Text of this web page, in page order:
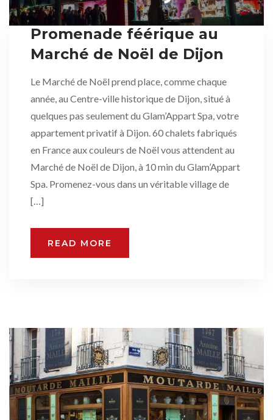
Promenade féérique au
Marché de Noël de Dijon
Le Marché de Noël prend place, comme chaque
année, au Centre-ville historique de Dijon, situé à
quelques pas seulement du Glam’Appart Spa, votre
appartement privatif à Dijon. 60 chalets fabriqués
en France aux couleurs de Noël vous attendent au
Marché de Noël de Dijon, à 10 min du Glam’Appart
Spa. Promenez-vous dans un véritable village de
[…]
READ MORE